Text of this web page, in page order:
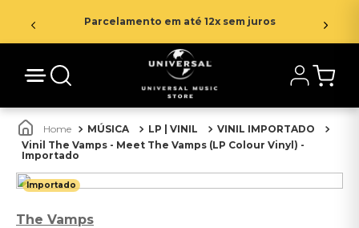
Parcelamento em até 12x sem juros
MÚSICA LP | VINIL
VINIL IMPORTADO
Vinil The Vamps - Meet The Vamps (LP Colour Vinyl) -
Importado
Importado
The Vamps